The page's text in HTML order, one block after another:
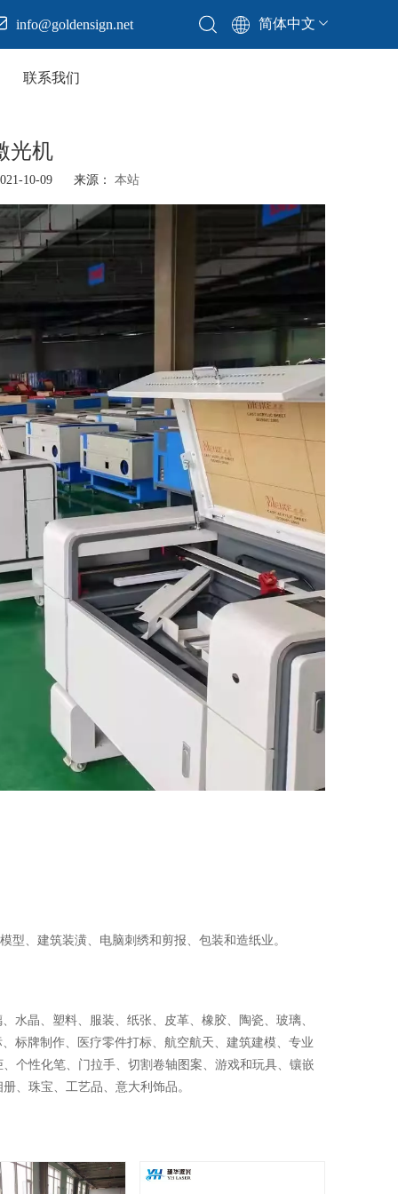
info@goldensign.net 简体中文
联系我们
光机
10-09 来源： 本站
型、建筑装潢、电脑刺绣和剪报、包装和造纸业。
水晶、塑料、服装、纸张、皮革、橡胶、陶瓷、玻璃、
标牌制作、医疗零件打标、航空航天、建筑建模、专业
个性化笔、门拉手、切割卷轴图案、游戏和玩具、镶嵌
、珠宝、工艺品、意大利饰品。